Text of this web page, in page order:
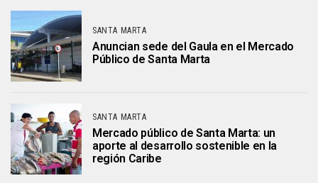
SANTA MARTA
Anuncian sede del Gaula en el Mercado
Público de Santa Marta
SANTA MARTA
Mercado público de Santa Marta: un
aporte al desarrollo sostenible en la
región Caribe